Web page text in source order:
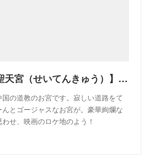
フォトジェニック【聖天宮（せいてんきゅう）】坂戸にある本場台湾のお宮 | アコレおおみや写真nikki(日記)
の道教のお宮です。寂しい道路をて
とゴージャスなお宮が。豪華絢爛な
せ、映画のロケ地のよう！